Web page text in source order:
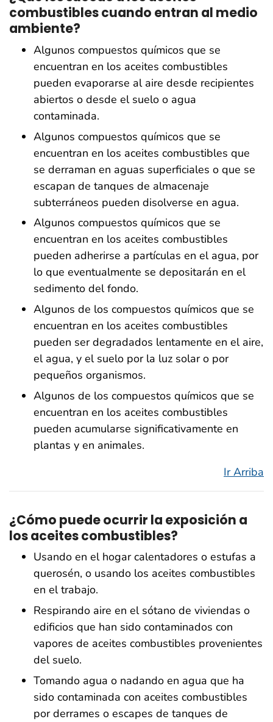
combustibles cuando entran al medio
ambiente?
Algunos compuestos químicos que se
encuentran en los aceites combustibles
pueden evaporarse al aire desde recipientes
abiertos o desde el suelo o agua
contaminada.
Algunos compuestos químicos que se
encuentran en los aceites combustibles que
se derraman en aguas superficiales o que se
escapan de tanques de almacenaje
subterráneos pueden disolverse en agua.
Algunos compuestos químicos que se
encuentran en los aceites combustibles
pueden adherirse a partículas en el agua, por
lo que eventualmente se depositarán en el
sedimento del fondo.
Algunos de los compuestos químicos que se
encuentran en los aceites combustibles
pueden ser degradados lentamente en el aire,
el agua, y el suelo por la luz solar o por
pequeños organismos.
Algunos de los compuestos químicos que se
encuentran en los aceites combustibles
pueden acumularse significativamente en
plantas y en animales.
Ir Arriba
¿Cómo puede ocurrir la exposición a
los aceites combustibles?
Usando en el hogar calentadores o estufas a
querosén, o usando los aceites combustibles
en el trabajo.
Respirando aire en el sótano de viviendas o
edificios que han sido contaminados con
vapores de aceites combustibles provenientes
del suelo.
Tomando agua o nadando en agua que ha
sido contaminada con aceites combustibles
por derrames o escapes de tanques de